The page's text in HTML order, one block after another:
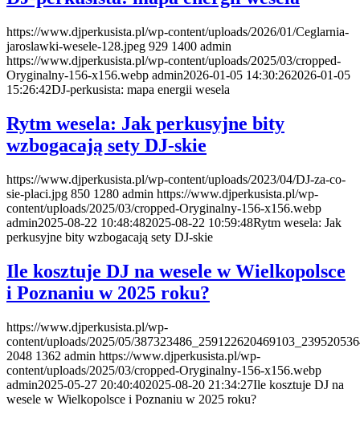
https://www.djperkusista.pl/wp-content/uploads/2026/01/Ceglarnia-
jaroslawki-wesele-128.jpeg 929 1400 admin
https://www.djperkusista.pl/wp-content/uploads/2025/03/cropped-
Oryginalny-156-x156.webp admin2026-01-05 14:30:262026-01-05
15:26:42DJ-perkusista: mapa energii wesela
Rytm wesela: Jak perkusyjne bity
wzbogacają sety DJ-skie
https://www.djperkusista.pl/wp-content/uploads/2023/04/DJ-za-co-
sie-placi.jpg 850 1280 admin https://www.djperkusista.pl/wp-
content/uploads/2025/03/cropped-Oryginalny-156-x156.webp
admin2025-08-22 10:48:482025-08-22 10:59:48Rytm wesela: Jak
perkusyjne bity wzbogacają sety DJ-skie
Ile kosztuje DJ na wesele w Wielkopolsce
i Poznaniu w 2025 roku?
https://www.djperkusista.pl/wp-
content/uploads/2025/05/
2048 1362 admin https://www.djperkusista.pl/wp-
content/uploads/2025/03/cropped-Oryginalny-156-x156.webp
admin2025-05-27 20:40:402025-08-20 21:34:27Ile kosztuje DJ na
wesele w Wielkopolsce i Poznaniu w 2025 roku?